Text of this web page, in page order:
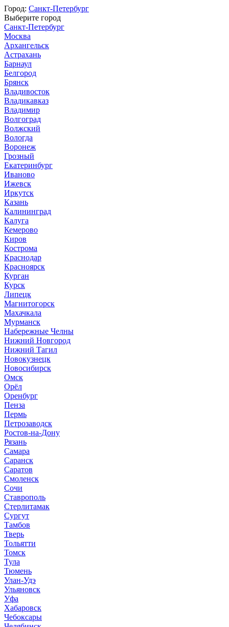
Город: Санкт-Петербург
Выберите город
Санкт-Петербург
Москва
Архангельск
Астрахань
Барнаул
Белгород
Брянск
Владивосток
Владикавказ
Владимир
Волгоград
Волжский
Вологда
Воронеж
Грозный
Екатеринбург
Иваново
Ижевск
Иркутск
Казань
Калининград
Калуга
Кемерово
Киров
Кострома
Краснодар
Красноярск
Курган
Курск
Липецк
Магнитогорск
Махачкала
Мурманск
Набережные Челны
Нижний Новгород
Нижний Тагил
Новокузнецк
Новосибирск
Омск
Орёл
Оренбург
Пенза
Пермь
Петрозаводск
Ростов-на-Дону
Рязань
Самара
Саранск
Саратов
Смоленск
Сочи
Ставрополь
Стерлитамак
Сургут
Тамбов
Тверь
Тольятти
Томск
Тула
Тюмень
Улан-Удэ
Ульяновск
Уфа
Хабаровск
Чебоксары